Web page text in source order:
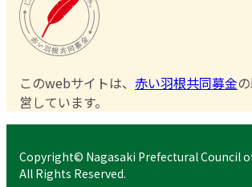
このwebサイトは、 赤い羽根共同募金
営しています。
Copyright© Nagasaki Prefectural Council
All Rights Reserved.